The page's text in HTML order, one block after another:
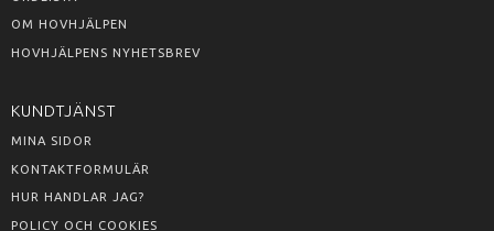
OM HOVHJÄLPEN
HOVHJÄLPENS NYHETSBREV
KUNDTJÄNST
MINA SIDOR
KONTAKTFORMULÄR
HUR HANDLAR JAG?
POLICY OCH COOKIES